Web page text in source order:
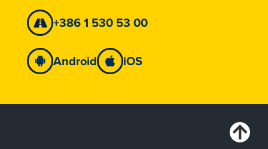
+386 1 530 53 00
Android iOS